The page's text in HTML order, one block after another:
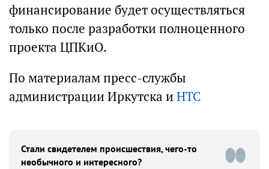
финансирование будет осуществляться
только после разработки полноценного
проекта ЦПКиО.
По материалам пресс-службы
администрации Иркутска и НТС
Стали свидетелем происшествия, чего-то
необычного и интересного?